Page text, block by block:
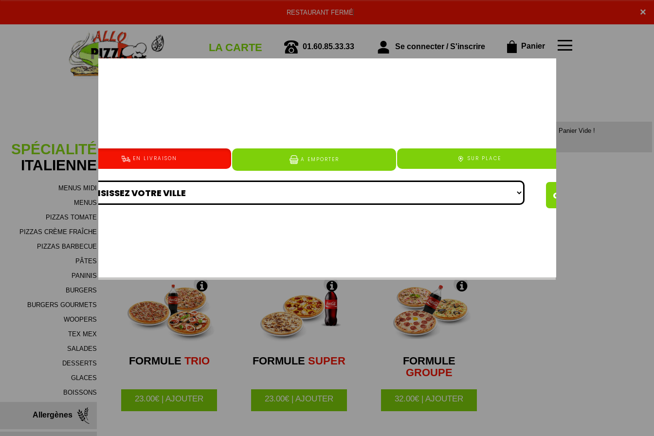
×
RESTAURANT FERMÉ
LA CARTE 01.60.85.33.33 Se connecter / S'inscrire Panier
×
SPÉCIALITÉ
ITALIENNE
MENUS MIDI
MENUS
PIZZAS TOMATE
PIZZAS CRÈME FRAÎCHE
PIZZAS BARBECUE
PÂTES
PANINIS
BURGERS
BURGERS GOURMETS
WOOPERS
TEX MEX
SALADES
DESSERTS
GLACES
BOISSONS
Allergènes
MENUS
Jambon (bloc de dinde), merguez (à base de boeuf et de volaille), lardons (bâtonnet de veau),
fromage (mélange de haute qualité de mozarella rapé et de substitut de fromage), chorizo (à base de
FORMULE TRIO
23.00€ | AJOUTER
FORMULE SUPER
23.00€ | AJOUTER
FORMULE
GROUPE
32.00€ | AJOUTER
Panier Vide !